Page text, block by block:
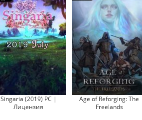
Singaria (2019) PC |
Лицензия
Age of Reforging: The
Freelands